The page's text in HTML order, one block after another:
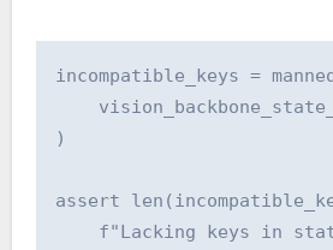
incompatible_keys =
)
assert
f"Lacking keys in